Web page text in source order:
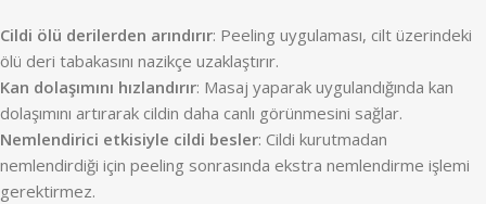
Cildi ölü derilerden arındırır: Peeling uygulaması, cilt üzerindeki
ölü deri tabakasını nazikçe uzaklaştırır.
Kan dolaşımını hızlandırır: Masaj yaparak uygulandığında kan
dolaşımını artırarak cildin daha canlı görünmesini sağlar.
Nemlendirici etkisiyle cildi besler: Cildi kurutmadan
nemlendirdiği için peeling sonrasında ekstra nemlendirme işlemi
gerektirmez.